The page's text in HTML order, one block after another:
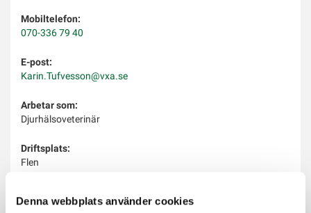
Denna webbplats använder cookies
Mobiltelefon:
070-336 79 40
E-post:
Karin.Tufvesson@vxa.se
Arbetar som:
Djurhälsoveterinär
Driftsplats:
Flen
Smittsäkrad Besättning, Smittskydd, ViLA, Djurhälsa,